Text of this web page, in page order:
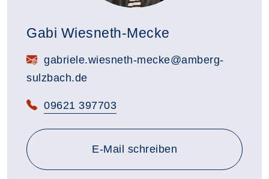
Gabi Wiesneth-Mecke
E-Mail:gabriele.wiesneth-mecke@amberg-
sulzbach.de
Telefon:
09621 397703
E-Mail schreiben